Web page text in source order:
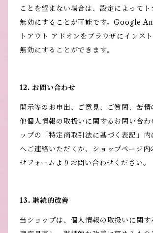
ことを望まない場合は、設定によってト
無効にすることが可能です。Google
トアウト アドオンをブラウザにインス
無効にすることができます。
12. お問い合わせ
開示等のお申出、ご意見、ご質問、苦情
他個人情報の取扱いに関するお問い合わ
ップの「特定商取引法に基づく表記」
へご連絡いただくか、ショップページ内
せフォームよりお問い合わせください。
13. 継続的改善
当ショップは、個人情報の取扱いに関す